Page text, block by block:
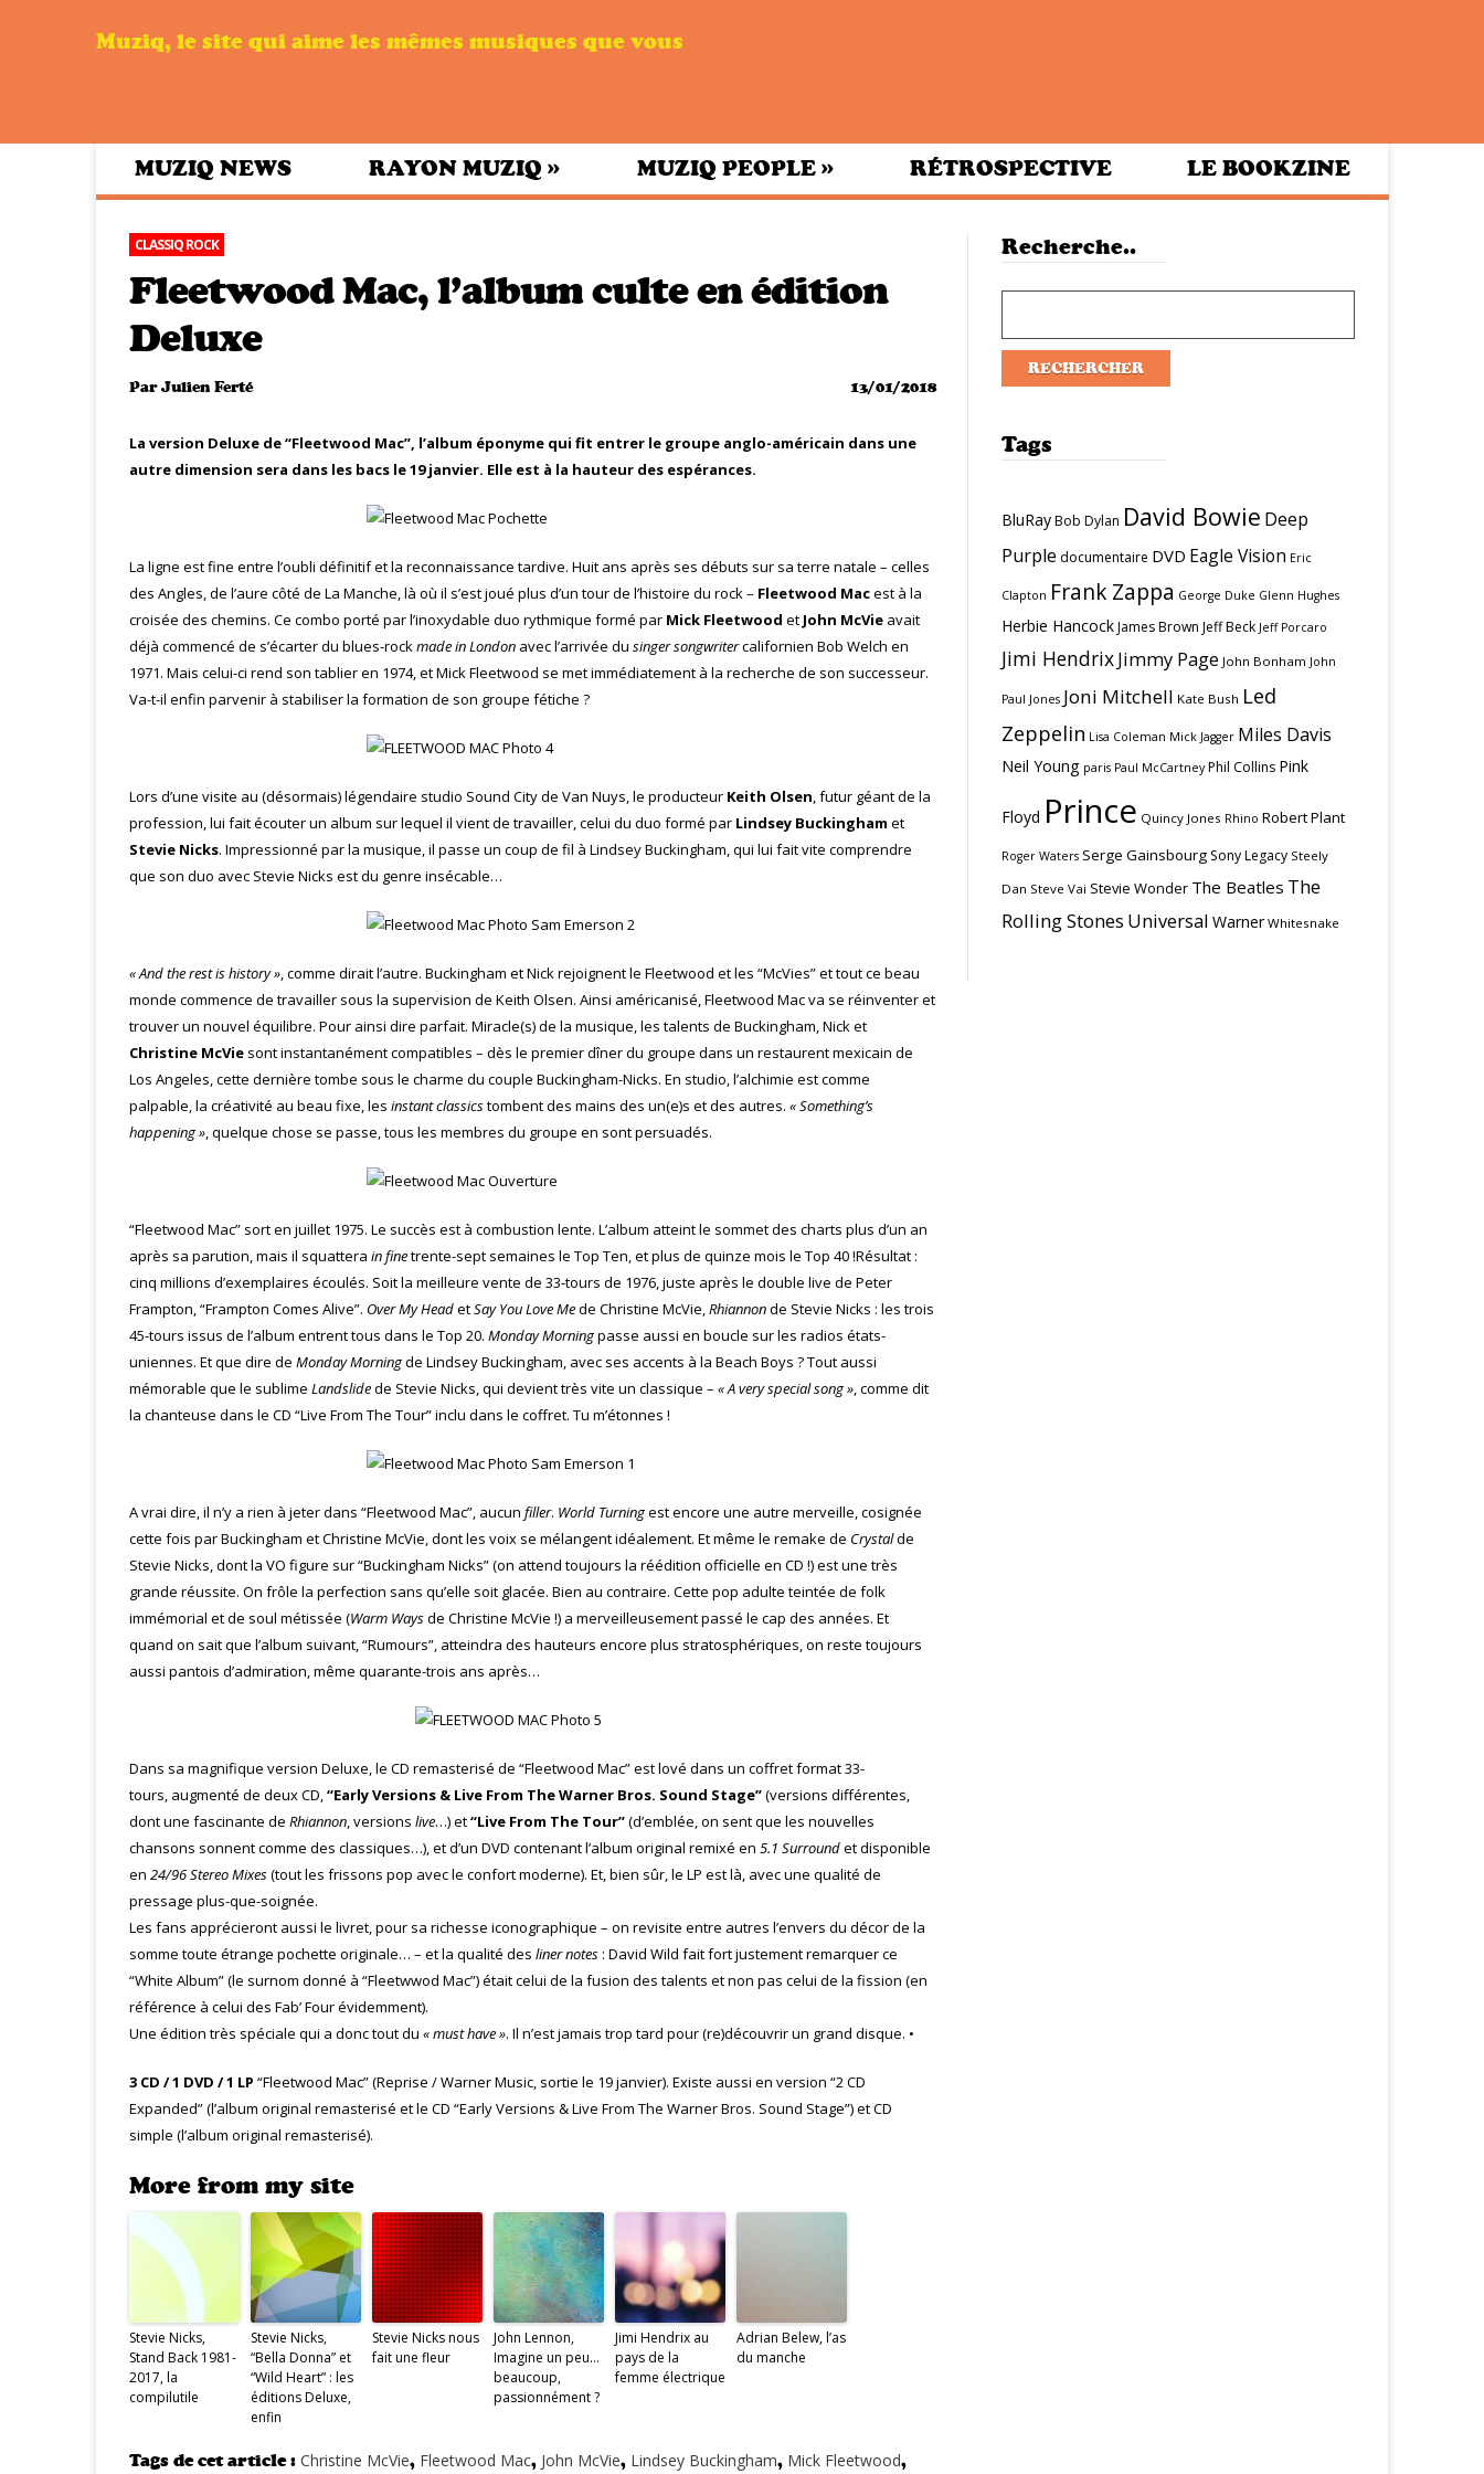
Muziq, le site qui aime les mêmes musiques que vous
MUZIQ NEWS RAYON MUZIQ » MUZIQ PEOPLE » RÉTROSPECTIVE LE BOOKZINE
CLASSIQ ROCK
Fleetwood Mac, l’album culte en édition
Deluxe
ParJulien Ferté 13/01/2018
La version Deluxe de “Fleetwood Mac”, l’album éponyme qui fit entrer le groupe anglo-américain dans une
autre dimension sera dans les bacs le 19 janvier. Elle est à la hauteur des espérances.
La ligne est fine entre l’oubli définitif et la reconnaissance tardive. Huit ans après ses débuts sur sa terre natale – celles
des Angles, de l’aure côté de La Manche, là où il s’est joué plus d’un tour de l’histoire du rock – Fleetwood Macest à la
croisée des chemins. Ce combo porté par l’inoxydable duo rythmique formé par Mick Fleetwood et John McVie avait
déjà commencé de s’écarter du blues-rockmade in London avec l’arrivée du singer songwritercalifornien Bob Welch en
1971. Mais celui-ci rend son tablier en 1974, et Mick Fleetwood se met immédiatement à la recherche de son successeur.
Va-t-il enfin parvenir à stabiliser la formation de son groupe fétiche ?
Lors d’une visite au (désormais) légendaire studio Sound City de Van Nuys, le producteur Keith Olsen, futur géant de la
profession, lui fait écouter un album sur lequel il vient de travailler, celui du duo formé par Lindsey Buckingham et
Stevie Nicks. Impressionné par la musique, il passe un coup de fil à Lindsey Buckingham, qui lui fait vite comprendre
que son duo avec Stevie Nicks est du genre insécable…
« And the rest is history », comme dirait l’autre. Buckingham et Nick rejoignent le Fleetwood et les “McVies” et tout ce beau
monde commence de travailler sous la supervision de Keith Olsen. Ainsi américanisé, Fleetwood Mac va se réinventer et
trouver un nouvel équilibre. Pour ainsi dire parfait. Miracle(s) de la musique, les talents de Buckingham, Nick et
Christine McVie sont instantanément compatibles – dès le premier dîner du groupe dans un restaurent mexicain de
Los Angeles, cette dernière tombe sous le charme du couple Buckingham-Nicks. En studio, l’alchimie est comme
palpable, la créativité au beau fixe, les instant classicstombent des mains des un(e)s et des autres. « Something’s
happening », quelque chose se passe, tous les membres du groupe en sont persuadés.
“Fleetwood Mac” sort en juillet 1975. Le succès est à combustion lente. L’album atteint le sommet des charts plus d’un an
après sa parution, mais il squattera in finetrente-sept semaines le Top Ten, et plus de quinze mois le Top 40 !Résultat :
cinq millions d’exemplaires écoulés. Soit la meilleure vente de 33-tours de 1976, juste après le double live de Peter
Frampton, “Frampton Comes Alive”. Over My HeadetSay You Love Mede Christine McVie,Rhiannonde Stevie Nicks : les trois
45-tours issus de l’album entrent tous dans le Top 20. Monday Morningpasse aussi en boucle sur les radios états-
uniennes. Et que dire de Monday Morningde Lindsey Buckingham, avec ses accents à la Beach Boys ? Tout aussi
mémorable que le sublime Landslidede Stevie Nicks, qui devient très vite un classique – « A very special song », comme dit
la chanteuse dans le CD “Live From The Tour” inclu dans le coffret. Tu m’étonnes !
A vrai dire, il n’y a rien à jeter dans “Fleetwood Mac”, aucun filler. World Turningest encore une autre merveille, cosignée
cette fois par Buckingham et Christine McVie, dont les voix se mélangent idéalement. Et même le remake de Crystalde
Stevie Nicks, dont la VO figure sur “Buckingham Nicks” (on attend toujours la réédition officielle en CD !) est une très
grande réussite. On frôle la perfection sans qu’elle soit glacée. Bien au contraire. Cette pop adulte teintée de folk
immémorial et de soul métissée (Warm Waysde Christine McVie !) a merveilleusement passé le cap des années. Et
quand on sait que l’album suivant, “Rumours”, atteindra des hauteurs encore plus stratosphériques, on reste toujours
aussi pantois d’admiration, même quarante-trois ans après…
Dans sa magnifique version Deluxe, le CD remasterisé de “Fleetwood Mac” est lové dans un coffret format 33-
tours, augmenté de deux CD,“Early Versions & Live From The Warner Bros. Sound Stage”(versions différentes,
dont une fascinante de Rhiannon, versions live…) et“Live From The Tour”(d’emblée, on sent que les nouvelles
chansons sonnent comme des classiques…), et d’un DVD contenant l’album original remixé en 5.1 Surroundet disponible
en 24/96 Stereo Mixes(tout les frissons pop avec le confort moderne). Et, bien sûr, le LP est là, avec une qualité de
pressage plus-que-soignée.
Les fans apprécieront aussi le livret, pour sa richesse iconographique – on revisite entre autres l’envers du décor de la
somme toute étrange pochette originale… – et la qualité des liner notes : David Wild fait fort justement remarquer ce
“White Album” (le surnom donné à “Fleetwwod Mac”) était celui de la fusion des talents et non pas celui de la fission (en
référence à celui des Fab’ Four évidemment).
Une édition très spéciale qui a donc tout du « must have ». Il n’est jamais trop tard pour (re)découvrir un grand disque. •
3 CD / 1 DVD / 1 LP “Fleetwood Mac” (Reprise / Warner Music, sortie le 19 janvier). Existe aussi en version “2 CD
Expanded” (l’album original remasterisé et le CD “Early Versions & Live From The Warner Bros. Sound Stage”) et CD
simple (l’album original remasterisé).
More from my site
Stevie Nicks,
Stand Back 1981-
2017, la
compilutile
Stevie Nicks,
“Bella Donna” et
“Wild Heart” : les
éditions Deluxe,
enfin
Stevie Nicks nous
fait une fleur
John Lennon,
Imagine un peu…
beaucoup,
passionnément ?
Jimi Hendrix au
pays de la
femme électrique
Adrian Belew, l’as
du manche
Tags de cet article : Christine McVie, Fleetwood Mac, John McVie, Lindsey Buckingham, Mick Fleetwood,
Recherche..
Tags
BluRay Bob Dylan David Bowie Deep
Purple documentaire DVD Eagle Vision Eric
Clapton Frank Zappa George Duke Glenn Hughes
Herbie Hancock James Brown Jeff Beck Jeff Porcaro
Jimi HendrixJimmy Page John Bonham John
Paul Jones Joni Mitchell Kate Bush Led
Zeppelin Lisa Coleman Mick Jagger Miles Davis
Neil Young paris Paul McCartney Phil Collins Pink
Floyd Prince Quincy Jones Rhino Robert Plant
Roger Waters Serge Gainsbourg Sony Legacy Steely
Dan Steve Vai Stevie Wonder The Beatles The
Rolling Stones Universal Warner Whitesnake